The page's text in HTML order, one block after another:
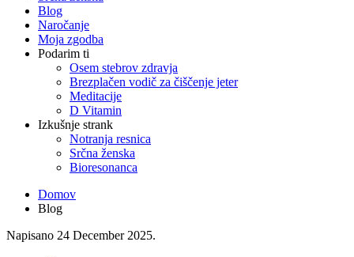
Blog
Naročanje
Moja zgodba
Podarim ti
Osem stebrov zdravja
Brezplačen vodič za čiščenje jeter
Meditacije
D Vitamin
Izkušnje strank
Notranja resnica
Srčna ženska
Bioresonanca
Domov
Blog
Napisano 24 December 2025.